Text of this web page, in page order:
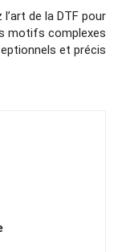
de la DTF pour
motifs complexes
et précis